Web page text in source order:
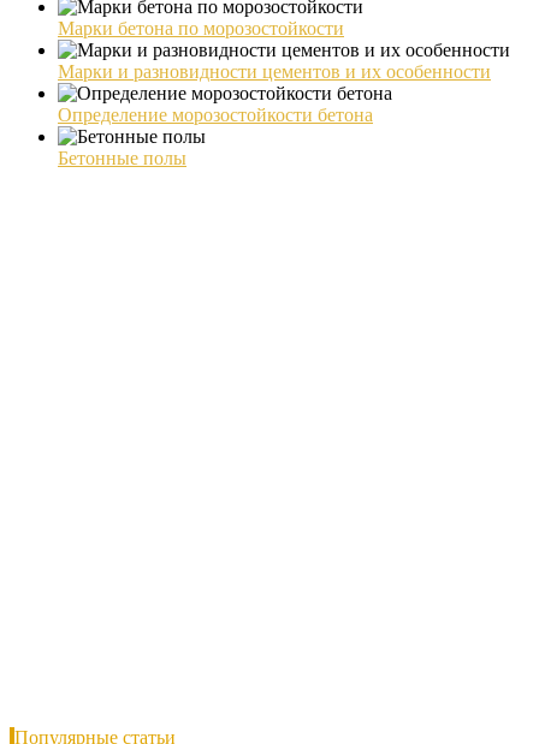
Марки бетона по морозостойкости
Марки и разновидности цементов и их особенности
Определение морозостойкости бетона
Бетонные полы
Популярные статьи